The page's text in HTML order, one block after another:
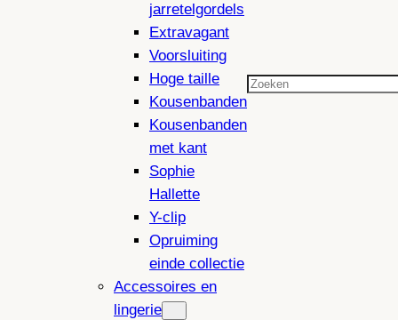
jarretelgordels
Extravagant
Voorsluiting
Hoge taille
Kousenbanden
Kousenbanden
met kant
Sophie
Hallette
Y-clip
Opruiming
einde collectie
Accessoires en
lingerie
Zoeken